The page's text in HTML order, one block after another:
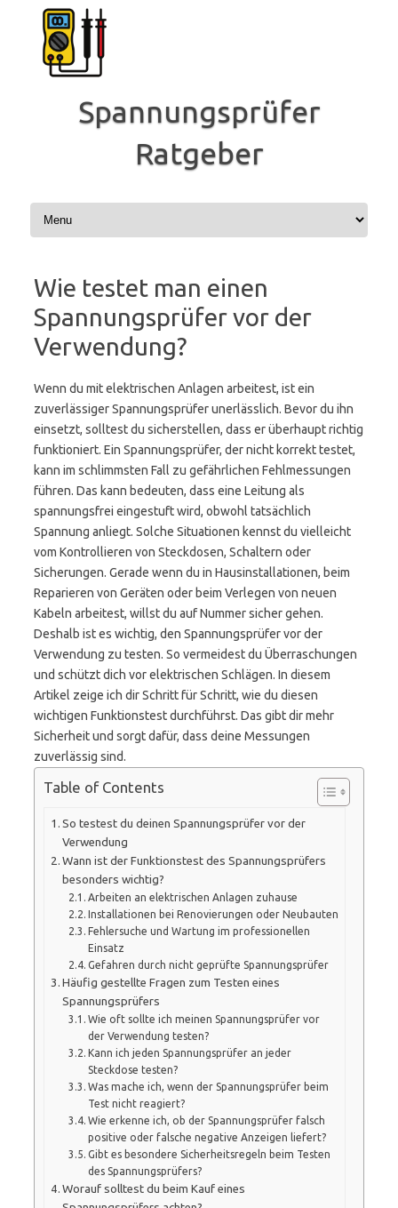
Inhalt
springen
Spannungsprüfer
Ratgeber
Wie testet man einen
Spannungsprüfer vor der
Verwendung?
Wenn du mit elektrischen Anlagen arbeitest, ist ein
zuverlässiger Spannungsprüfer unerlässlich. Bevor du ihn
einsetzt, solltest du sicherstellen, dass er überhaupt richtig
funktioniert. Ein Spannungsprüfer, der nicht korrekt testet,
kann im schlimmsten Fall zu gefährlichen Fehlmessungen
führen. Das kann bedeuten, dass eine Leitung als
spannungsfrei eingestuft wird, obwohl tatsächlich
Spannung anliegt. Solche Situationen kennst du vielleicht
vom Kontrollieren von Steckdosen, Schaltern oder
Sicherungen. Gerade wenn du in Hausinstallationen, beim
Reparieren von Geräten oder beim Verlegen von neuen
Kabeln arbeitest, willst du auf Nummer sicher gehen.
Deshalb ist es wichtig, den Spannungsprüfer vor der
Verwendung zu testen. So vermeidest du Überraschungen
und schützt dich vor elektrischen Schlägen. In diesem
Artikel zeige ich dir Schritt für Schritt, wie du diesen
wichtigen Funktionstest durchführst. Das gibt dir mehr
Sicherheit und sorgt dafür, dass deine Messungen
zuverlässig sind.
Table of Contents
So testest du deinen Spannungsprüfer vor der
Verwendung
Wann ist der Funktionstest des Spannungsprüfers
besonders wichtig?
Arbeiten an elektrischen Anlagen zuhause
Installationen bei Renovierungen oder Neubauten
Fehlersuche und Wartung im professionellen
Einsatz
Gefahren durch nicht geprüfte Spannungsprüfer
Häufig gestellte Fragen zum Testen eines
Spannungsprüfers
Wie oft sollte ich meinen Spannungsprüfer vor
der Verwendung testen?
Kann ich jeden Spannungsprüfer an jeder
Steckdose testen?
Was mache ich, wenn der Spannungsprüfer beim
Test nicht reagiert?
Wie erkenne ich, ob der Spannungsprüfer falsch
positive oder falsche negative Anzeigen liefert?
Gibt es besondere Sicherheitsregeln beim Testen
des Spannungsprüfers?
Worauf solltest du beim Kauf eines